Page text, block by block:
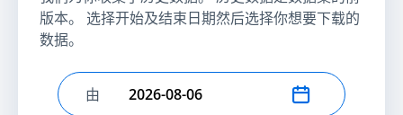
版本。 选择开始及结束日期然后选择你想要下载的
数据。
选择开始日期
由